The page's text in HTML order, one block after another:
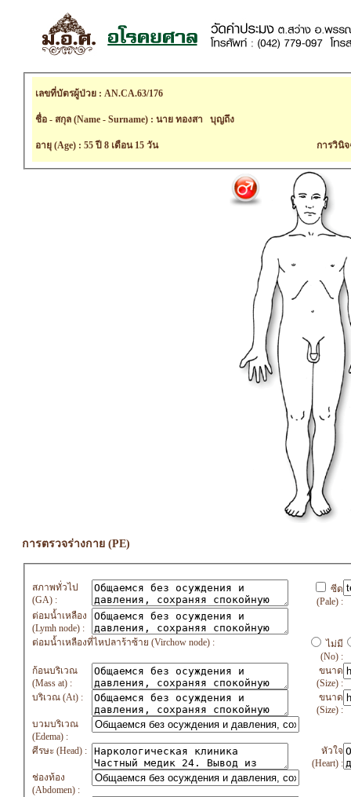
เลขที่บัตรผู้ป่วย : AN.CA.63/176
ชื่อ - สกุล (Name - Surname) : นาย ทองสา บุญถึง
อายุ (Age) : 55 ปี 8 เดือน 15 วัน การวินิ
การตรวจร่างกาย (PE)
สภาพทั่วไป
(GA) :
ซีด
(Pale) :
ต่อมน้ำเหลือง
(Lymh node) :
ต่อมน้ำเหลืองที่ไหปลาร้าซ้าย (Virchow node) :
ไม่มี
(No) :
ก้อนบริเวณ
(Mass at) :
ขนาด
(Size) :
บริเวณ (At) :
ขนาด
(Size) :
บวมบริเวณ
(Edema) :
ศีรษะ (Head) :
หัวใจ
(Heart) :
ช่องท้อง
(Abdomen) :